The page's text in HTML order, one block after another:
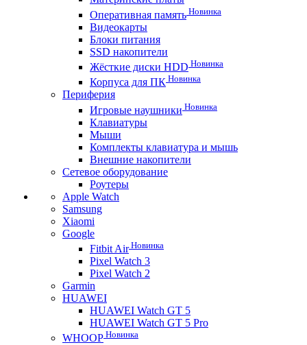
Оперативная память Новинка
Видеокарты
Блоки питания
SSD накопители
Жёсткие диски HDD Новинка
Корпуса для ПК Новинка
Периферия
Игровые наушники Новинка
Клавиатуры
Мыши
Комплекты клавиатура и мышь
Внешние накопители
Сетевое оборудование
Роутеры
Apple Watch
Samsung
Xiaomi
Google
Fitbit AirНовинка
Pixel Watch 3
Pixel Watch 2
Garmin
HUAWEI
HUAWEI Watch GT 5
HUAWEI Watch GT 5 Pro
WHOOP Новинка